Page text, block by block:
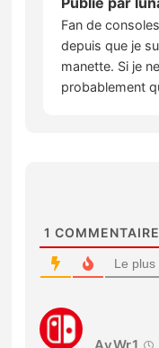
Fan de
depuis que je
manette. Si je
probablement
1 COMMENTAIRE
Le plus
AyWr1